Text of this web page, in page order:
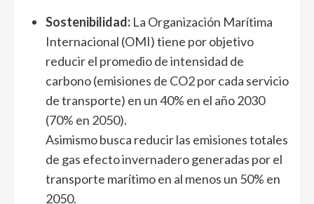
Sostenibilidad: La Organización Marítima
Internacional (OMI) tiene por objetivo
reducir el promedio de intensidad de
carbono (emisiones de CO2 por cada servicio
de transporte) en un 40% en el año 2030
(70% en 2050).
Asimismo busca reducir las emisiones totales
de gas efecto invernadero generadas por el
transporte marítimo en al menos un 50% en
2050.